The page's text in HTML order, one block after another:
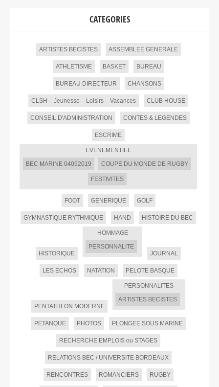
CATEGORIES
ARTISTES BECISTES ASSEMBLEE GENERALE
ATHLETISME BASKET BUREAU
BUREAU DIRECTEUR CHANSONS
CLSH – Jeunesse – Loisirs – Vacances CLUB HOUSE
CONSEIL D'ADMINISTRATION CONTES & LEGENDES
ESCRIME
EVENEMENTIEL
BEC MARINE 04052019
COUPE DU MONDE DE RUGBY
FESTIVITES
FOOT GENERIQUE GOLF
GYMNASTIQUE RYTHMIQUE HAND HISTOIRE DU BEC
HISTORIQUE
HOMMAGE
PERSONNALITE
JOURNAL
LES ECHOS NATATION PELOTE BASQUE
PENTATHLON MODERNE
PERSONNALITES
ARTISTES BECISTES
PETANQUE PHOTOS PLONGEE SOUS MARINE
RECHERCHE EMPLOIS ou STAGES
RELATIONS BEC / UNIVERSITE BORDEAUX
RENCONTRES ROMANCIERS RUGBY